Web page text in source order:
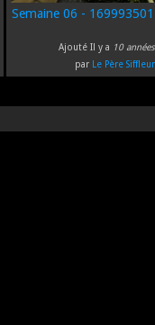
Semaine 06 - 169993501
Ajouté Il y a 10 années
par Le Père Siffleur